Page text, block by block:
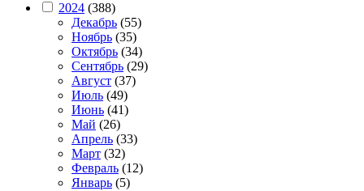
2024 (388)
Декабрь (55)
Ноябрь (35)
Октябрь (34)
Сентябрь (29)
Август (37)
Июль (49)
Июнь (41)
Май (26)
Апрель (33)
Март (32)
Февраль (12)
Январь (5)